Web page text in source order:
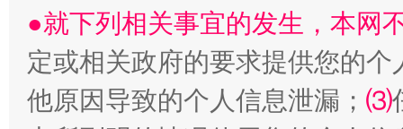
●就下列相关事宜的发生，本网
定或相关政府的要求提供您的个
他原因导致的个人信息泄漏； ⑶